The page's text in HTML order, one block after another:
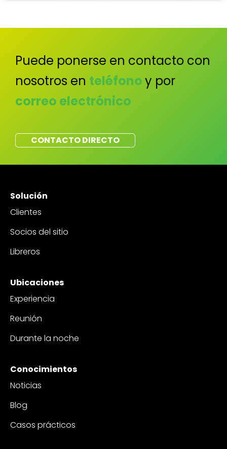
Puede ponerse en contacto con
nosotros en teléfonoy por
correo electrónico
CONTACTO DIRECTO
Solución
Clientes
Socios del sitio
Libreros
Ubicaciones
Experiencia
Reunión
Durante la noche
Conocimientos
Noticias
Blog
Casos prácticos